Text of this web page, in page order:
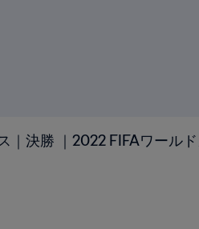
｜決勝 ｜2022 FIFAワール